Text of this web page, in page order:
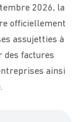
2026, la
officiellement
assujetties à
des factures
ainsi